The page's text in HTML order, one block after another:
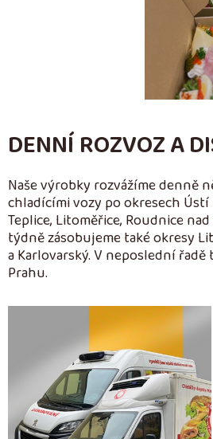
DENNÍ ROZVOZ A
Naše výrobky rozvážíme denně
chladícími vozy po okresech Ústí
Teplice, Litoměřice, Roudnice
týdně zásobujeme také okresy
a Karlovarský. V neposlední
Prahu.